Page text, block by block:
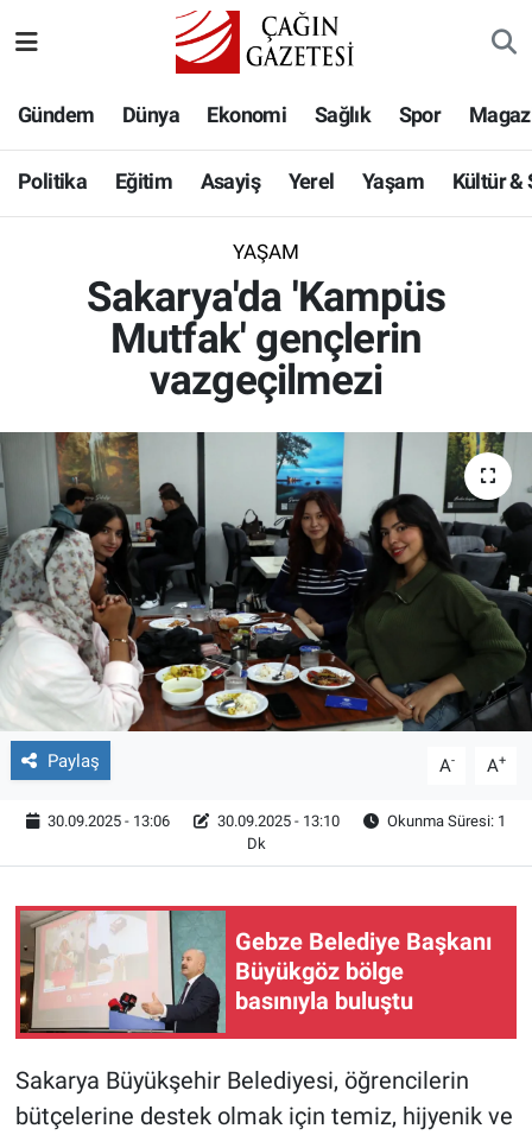
Gündem Dünya Ekonomi Sağlık Spor
Politika Eğitim Asayiş Yerel Yaşam Kültür &
YAŞAM
Sakarya'da 'Kampüs
Mutfak' gençlerin
vazgeçilmezi
Paylaş A- A+
30.09.2025 - 13:06 30.09.2025 - 13:10
Okunma Süresi: 1
Dk
Gebze Belediye Başkanı
Büyükgöz bölge
basınıyla buluştu
Sakarya Büyükşehir Belediyesi, öğrencilerin
bütçelerine destek olmak için temiz, hijyenik ve
Eğitim
Asayiş
Yaşam
Kültür & Sanat
Bilim-Teknoloji
Köşe Yazıları
Röportaj
Video Galeri
Hava Durumu
Namaz Vakitleri
Süper Lig Puan Durumu ve Fikstür
Tüm Manşetler
Son Dakika Haberleri
Haber Arşivi